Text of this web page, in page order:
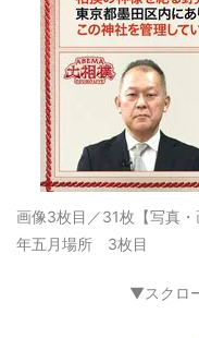
画像3枚目／31枚 【写真
年五月場所 3枚目
▼スクロ